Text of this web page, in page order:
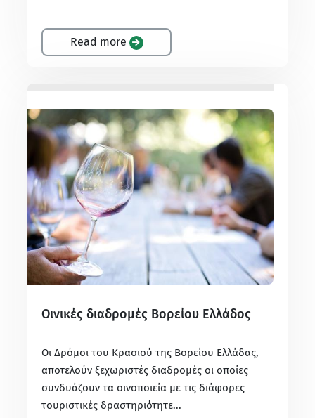
Read more
Οινικές διαδρομές Βορείου Ελλάδος
Οι Δρόμοι του Κρασιού της Βορείου Ελλάδας,
αποτελούν ξεχωριστές διαδρομές οι οποίες
συνδυάζουν τα οινοποιεία με τις διάφορες
τουριστικές δραστηριότητε...